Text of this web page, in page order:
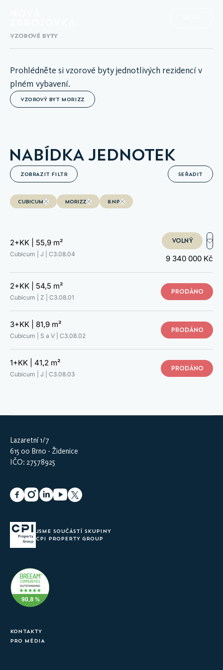
VZOROVÉ BYTY
Prohlédněte si vzorové byty jednotlivých rezidencí v
plném vybavení.
VZOROVÝ BYT MORIZZ
NABÍDKA JEDNOTEK
ZOBRAZIT FILTR SEŘADIT
CUBICUM MORIZZ 8.NP
2+KK | 55,9 m²
Cubicum | J | C3.08.04
VOLNÝ
9 340 000 Kč
2+KK | 54,5 m²
Cubicum | Z | C3.08.01
PRODÁNO
3+KK | 81,9 m²
Cubicum | S a V | C3.08.02
PRODÁNO
1+KK | 41,2 m²
Cubicum | J | C3.08.03
PRODÁNO
Lazaretní 1/7
615 00 Brno - Židenice
IČO: 27578925
JSME SOUČÁSTÍ SKUPINY
CPI PROPERTY GROUP
KONTAKTY
PRO MÉDIA